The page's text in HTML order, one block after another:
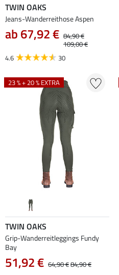
TWIN OAKS
Jeans-Wanderreithose Aspen
ab 67,92 € 84,90 €
109,00 €
4.6
30
23 % + 20 % EXTRA
TWIN OAKS
Grip-Wanderreitleggings Fundy
Bay
51,92 € 64,90 €84,90 €